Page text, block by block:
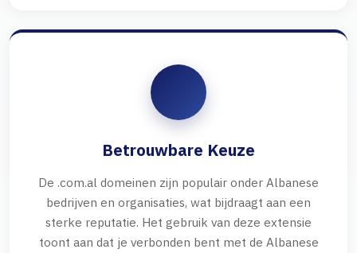
Betrouwbare Keuze
De .com.al domeinen zijn populair onder Albanese
bedrijven en organisaties, wat bijdraagt aan een
sterke reputatie. Het gebruik van deze extensie
toont aan dat je verbonden bent met de Albanese